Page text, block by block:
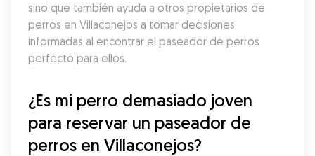
sino que también ayuda a otros propietarios de
perros en Villaconejos a tomar decisiones
informadas al encontrar el paseador de perros
perfecto para ellos.
¿Es mi perro demasiado joven
para reservar un paseador de
perros en Villaconejos?